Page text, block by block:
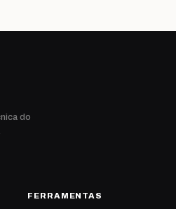
do
FERRAMENTAS